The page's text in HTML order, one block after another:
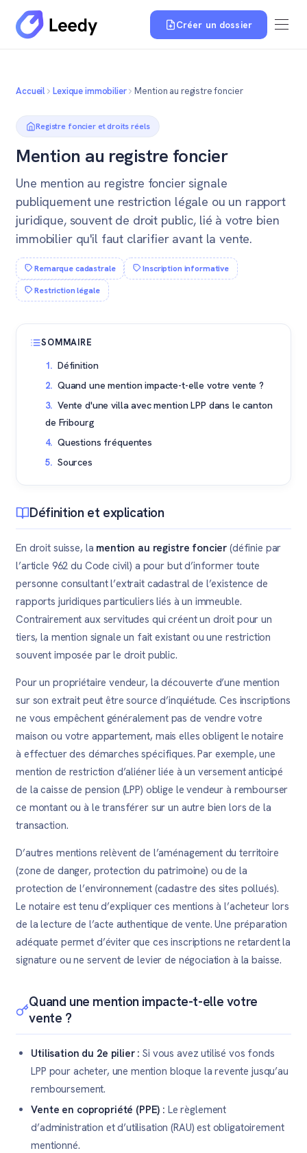
Créer un dossier
Accueil Lexique immobilier Mention au registre foncier
Registre foncier et droits réels
Mention au registre foncier
Une mention au registre foncier signale
publiquement une restriction légale ou un rapport
juridique, souvent de droit public, lié à votre bien
immobilier qu'il faut clarifier avant la vente.
Remarque cadastrale
Inscription informative
Restriction légale
SOMMAIRE
Définition
Quand une mention impacte-t-elle votre vente ?
Vente d'une villa avec mention LPP dans le canton
de Fribourg
Questions fréquentes
Sources
Définition et explication
En droit suisse, la mention au registre foncier (définie par
l’article 962 du Code civil) a pour but d’informer toute
personne consultant l’extrait cadastral de l’existence de
rapports juridiques particuliers liés à un immeuble.
Contrairement aux servitudes qui créent un droit pour un
tiers, la mention signale un fait existant ou une restriction
souvent imposée par le droit public.
Pour un propriétaire vendeur, la découverte d’une mention
sur son extrait peut être source d’inquiétude. Ces inscriptions
ne vous empêchent généralement pas de vendre votre
maison ou votre appartement, mais elles obligent le notaire
à effectuer des démarches spécifiques. Par exemple, une
mention de restriction d’aliéner liée à un versement anticipé
de la caisse de pension (LPP) oblige le vendeur à rembourser
ce montant ou à le transférer sur un autre bien lors de la
transaction.
D’autres mentions relèvent de l’aménagement du territoire
(zone de danger, protection du patrimoine) ou de la
protection de l’environnement (cadastre des sites pollués).
Le notaire est tenu d’expliquer ces mentions à l’acheteur lors
de la lecture de l’acte authentique de vente. Une préparation
adéquate permet d’éviter que ces inscriptions ne retardent la
signature ou ne servent de levier de négociation à la baisse.
Quand une mention impacte-t-elle votre
vente ?
Utilisation du 2e pilier : Si vous avez utilisé vos fonds
LPP pour acheter, une mention bloque la revente jusqu’au
remboursement.
Vente en copropriété (PPE) : Le règlement
d’administration et d’utilisation (RAU) est obligatoirement
mentionné.